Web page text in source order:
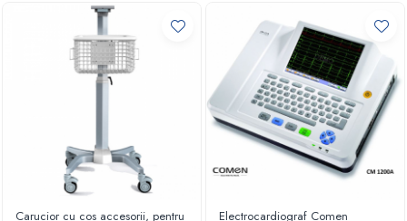
Aparate aerosoli
Aparate masaj
Perne si paturi electrice
Perne ortopedice
Tensiometre
Carucior cu cos accesorii, pentru Electrocardiograf Comen